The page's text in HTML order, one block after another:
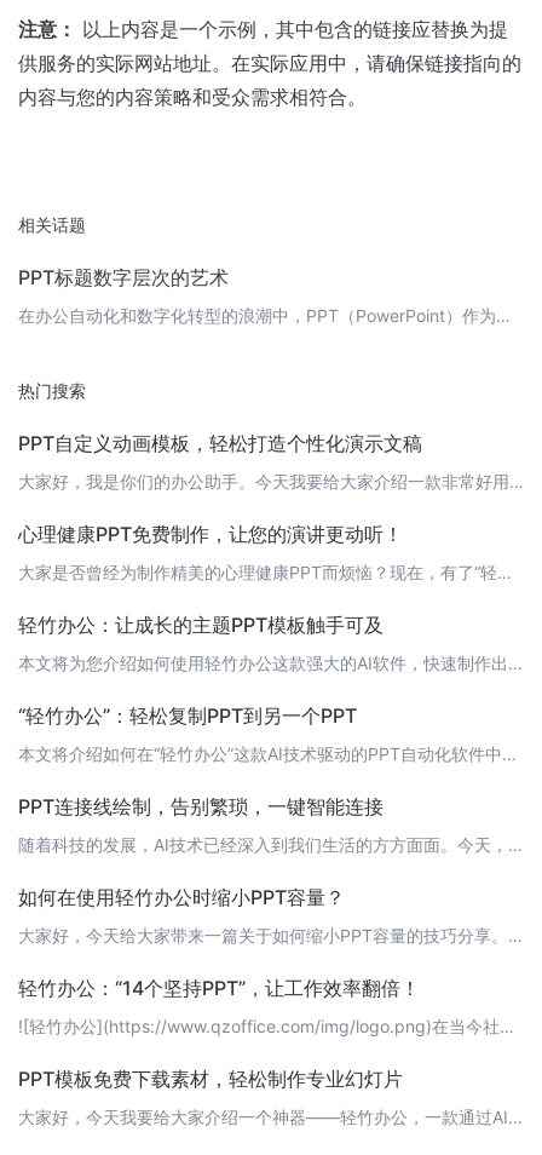
注意： 以上内容是一个示例，其中包含的链接应替换为提
供服务的实际网站地址。在实际应用中，请确保链接指向的
内容与您的内容策略和受众需求相符合。
相关话题
PPT标题数字层次的艺术
在办公自动化和数字化转型的浪潮中，PPT（PowerPoint）作为信息展示的重要工具，其制作效率和质量的提升受到了广泛关注。今天，我们要探讨的就是如何利用数字层次，让你的PPT标题更加清晰、有条理，进而提升整个演示的专业度。 1. 标题的层次感一个好的PPT标题应该具备清晰的层次感，它可以帮助观众迅速理解演示的主要内容和结构。通常，我们使用数字来表示标题的级别，常见的有1级标题、2级标题，以此类
热门搜索
PPT自定义动画模板，轻松打造个性化演示文稿
大家好，我是你们的办公助手。今天我要给大家介绍一款非常好用的PPT制作工具——轻竹办公。它是一款通过AI技术自动生成PPT的软件，可以帮助我们快速打造专业、个性化的演示文稿。在制作PPT的过程中，动画效果是一个非常重要的环节。合适的动画效果可以让我们的PPT更加生动有趣，吸引观众的注意力。而轻竹办公就提供了丰富的自定义动画模板，让我们可以轻松地为PPT添加动画效果。 自定义动画模板的优势使用自定义
心理健康PPT免费制作，让您的演讲更动听！
大家是否曾经为制作精美的心理健康PPT而烦恼？现在，有了“轻竹办公”，这些问题将不复存在！我们为您提供一款通过AI技术自动生成PPT的软件，让您的演讲更动听！ 为什么要使用“轻竹办公”？1. 高效自动生成：轻竹办公的AI技术可以帮助您快速生成PPT，节省您的时间和精力。2. 精美模板：我们提供多种精美的PPT模板，让您的演讲更具吸引力。3. 轻松编辑：如果您需要对PPT进行个性化的修改，轻竹办公也
轻竹办公：让成长的主题PPT模板触手可及
本文将为您介绍如何使用轻竹办公这款强大的AI软件，快速制作出富有成长主题的PPT，助您在各种场合展现自己的成长历程和成果。轻竹办公官方网站为：https://www.qzoffice.com。 1. 设计理念成长是一个永恒的主题，无论是个人还是企业，都需要不断地总结和展示自己的成长历程。轻竹办公深知这一点，因此为我们提供了丰富的成长主题PPT模板，让每一位用户都能轻松呈现出最优秀的自己。 2. 模
“轻竹办公”：轻松复制PPT到另一个PPT
本文将介绍如何在“轻竹办公”这款AI技术驱动的PPT自动化软件中，实现将一个PPT复制到另一个PPT的功能。通过这个功能，用户可以更加高效地进行PPT的制作和整理。 操作步骤1. 打开“轻竹办公”软件，登录您的账户。2. 在左侧菜单中，选择“新建PPT”。3. 在右侧编辑区域，点击“插入”按钮，选择“新建幻灯片”。4. 在新建的幻灯片中，您可以自由地添加文本、图片、图表等元素，与常规PPT制作并无
PPT连接线绘制，告别繁琐，一键智能连接
随着科技的发展，AI技术已经深入到我们生活的方方面面。今天，就给大家介绍一款利用AI技术自动生成PPT连接线的神器——轻竹办公。轻竹办公是一款全新的PPT自动化工具，它可以帮助我们轻松地绘制出美观、规范的连接线，让我们的PPT更加专业。让我们一起来看看轻竹办公是如何让PPT连接线绘制变得如此简单的吧！ 1. 导入轻竹办公首先，我们需要在PPT中插入轻竹办公插件。请访问https://www.qzo
如何在使用轻竹办公时缩小PPT容量？
大家好，今天给大家带来一篇关于如何缩小PPT容量的技巧分享。在使用轻竹办公制作PPT时，我们往往需要添加很多图片、图表等元素，这就使得PPT的容量变得很大。在分享或上传PPT时，大容量的文件可能会导致加载缓慢，甚至无法上传。所以，掌握一些缩小PPT容量的技巧是非常有用的。 1. 优化图片图片是PPT中占用空间最大的元素之一。我们可以通过以下方法来优化图片：- 压缩图片：在插入图片时，可以选择压缩图
轻竹办公：“14个坚持PPT”，让工作效率翻倍！
![轻竹办公](https://www.qzoffice.com/img/logo.png)在当今社会，PPT已经成为工作汇报、商务演示等场景不可或缺的工具。然而，制作PPT往往需要花费大量的时间和精力。有没有一种方法可以让我们轻松地制作出高质量的PPT呢？答案就是——轻竹办公！轻竹办公是一款通过AI技术自动生成PPT的软件，它可以帮助您快速打造专业、美观的PPT，让您的工作效率翻倍！今天，我们就
PPT模板免费下载素材，轻松制作专业幻灯片
大家好，今天我要给大家介绍一个神器——轻竹办公，一款通过AI技术自动生成PPT的软件。不仅可以帮助你快速制作出专业级的幻灯片，而且还有大量免费的PPT模板和素材供你选择。让我们一起来看看如何利用轻竹办公免费下载素材，制作出令人惊艳的PPT吧！ 1. 轻竹办公简介轻竹办公是一款集PPT制作、文档处理、表格制作等功能于一体的办公软件。其最大的亮点就是利用AI技术自动生成PPT，让你告别繁琐的手动制作，